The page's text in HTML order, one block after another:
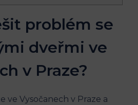
problém se
dveřmi ve
v Praze?
ve Vysočanech v Praze a